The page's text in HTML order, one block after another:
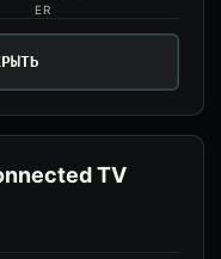
ER
TV